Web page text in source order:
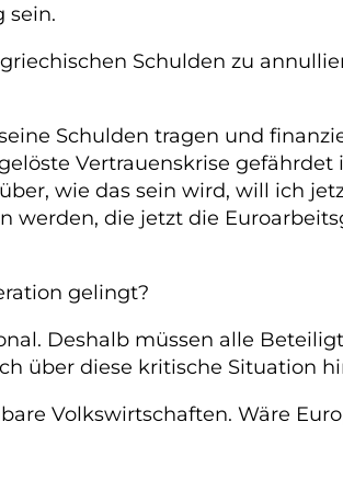
sein.
Schulden zu
Schulden tragen und
Vertrauenskrise gefährdet
wie das sein wird, will ich
werden, die jetzt die
gelingt?
Deshalb müssen alle
über diese kritische Situation
Volkswirtschaften. Wäre